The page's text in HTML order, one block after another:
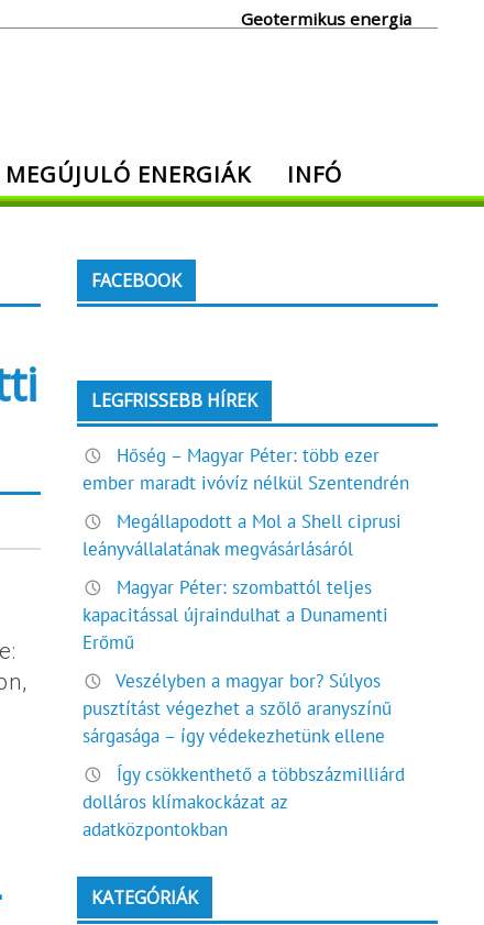
Geotermikus energia
MEGÚJULÓ ENERGIÁK INFÓ
FACEBOOK
LEGFRISSEBB HÍREK
Hőség – Magyar Péter: több ezer
ember maradt ivóvíz nélkül Szentendrén
Megállapodott a Mol a Shell ciprusi
leányvállalatának megvásárlásáról
Magyar Péter: szombattól teljes
kapacitással újraindulhat a Dunamenti
Erőmű
Veszélyben a magyar bor? Súlyos
pusztítást végezhet a szőlő aranyszínű
sárgasága – így védekezhetünk ellene
Így csökkenthető a többszázmilliárd
dolláros klímakockázat az
adatközpontokban
KATEGÓRIÁK